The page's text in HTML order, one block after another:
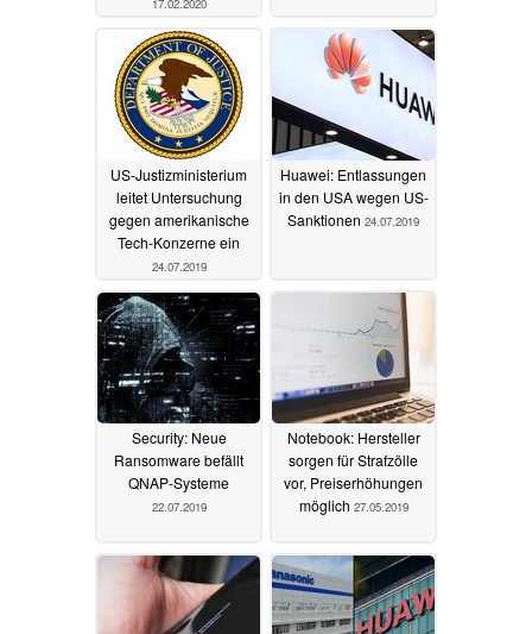
17.02.2020
US-Justizministerium
leitet Untersuchung
gegen amerikanische
Tech-Konzerne ein
24.07.2019
Huawei: Entlassungen
in den USA wegen US-
Sanktionen 24.07.2019
Security: Neue
Ransomware befällt
QNAP-Systeme
22.07.2019
Notebook: Hersteller
sorgen für Strafzölle
vor, Preiserhöhungen
möglich 27.05.2019